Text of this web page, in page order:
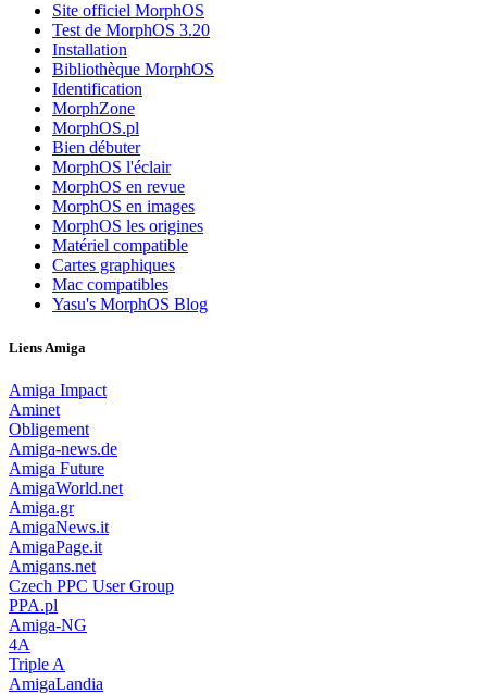
Site officiel MorphOS
Test de MorphOS 3.20
Installation
Bibliothèque MorphOS
Identification
MorphZone
MorphOS.pl
Bien débuter
MorphOS l'éclair
MorphOS en revue
MorphOS en images
MorphOS les origines
Matériel compatible
Cartes graphiques
Mac compatibles
Yasu's MorphOS Blog
Liens Amiga
Amiga Impact
Aminet
Obligement
Amiga-news.de
Amiga Future
AmigaWorld.net
Amiga.gr
AmigaNews.it
AmigaPage.it
Amigans.net
Czech PPC User Group
PPA.pl
Amiga-NG
4A
Triple A
AmigaLandia